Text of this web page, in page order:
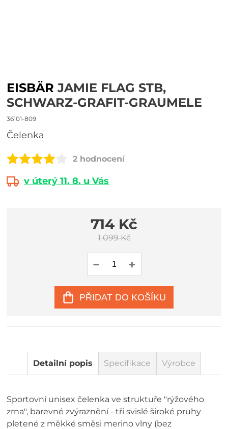
EISBÄR JAMIE FLAG STB,
SCHWARZ-GRAFIT-GRAUMELE
36101-809
čelenka
2 hodnocení
v úterý 11. 8. u Vás
714 Kč
1 099 Kč
PŘIDAT DO KOŠÍKU
Detailní popis Specifikace Výrobce
Sportovní unisex čelenka ve struktuře "rýžového
zrna", barevné zvýraznění - tři svislé široké pruhy
pletené z měkké směsi merino vlny (bez